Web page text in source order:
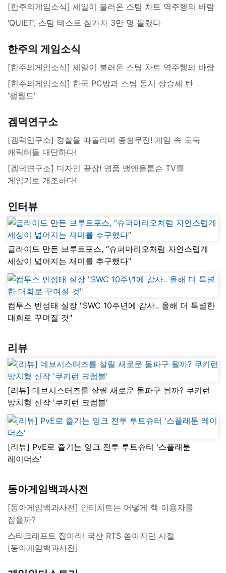
[한주의게임소식] 세일이 불러온 스팀 차트 역주행의 바람
‘QUIET’, 스팀 테스트 참가자 3만 명 몰렸다
한주의 게임소식
[한주의게임소식] 세일이 불러온 스팀 차트 역주행의 바람
[힌주의게임소식] 한국 PC방과 스팀 동시 상승세 탄
'팰월드'
겜덕연구소
[겜덕연구소] 경찰을 따돌리며 종횡무진! 게임 속 도둑
캐릭터들 대단하다!
[겜덕연구소] 디자인 끝장! 명품 뱅앤올룹슨 TV를
게임기로 개조하다!
인터뷰
글라이드 만든 브루트포스, “슈퍼마리오처럼 자연스럽게
세상이 넓어지는 재미를 추구했다”
컴투스 빈성태 실장 "SWC 10주년에 감사.. 올해 더 특별한
대회로 꾸며질 것"
리뷰
[리뷰] 데브시스터즈를 살릴 새로운 돌파구 될까? 쿠키런
방치형 신작 '쿠키런 크럼블'
[리뷰] PvE로 즐기는 잉크 전투 루트슈터 '스플래툰
레이더스'
동아게임백과사전
[동아게임백과사전] 안티치트는 어떻게 핵 이용자를
잡을까?
스타크래프트 잡아라! 국산 RTS 쏟아지던 시절
[동아게임백과사전]